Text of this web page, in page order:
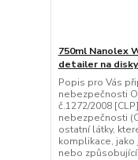
750ml Nanolex
detailer na
Popis pro Vás
nebezpečnosti
č.1272/2008
nebezpečnosti
ostatní látky,
komplikace, jako
nebo